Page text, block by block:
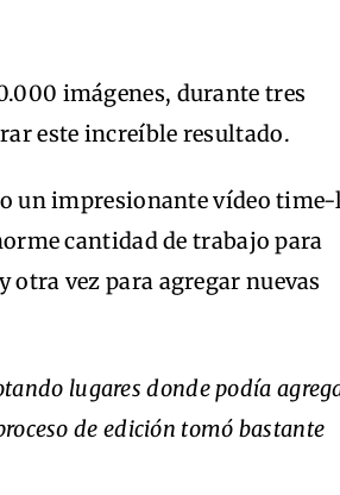
imágenes, durante tres
este increíble resultado.
un impresionante vídeo time-
cantidad de trabajo para
vez para agregar nuevas
lugares donde podía
de edición tomó bastante